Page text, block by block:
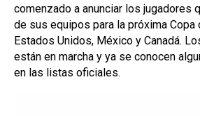
comenzado a anunciar los jugadores
de sus equipos para la próxima Copa
Estados Unidos, México y Canadá.
están en marcha y ya se conocen
en las listas oficiales.